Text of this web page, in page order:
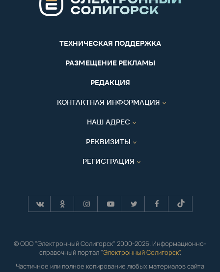
ТЕХНИЧЕСКАЯ ПОДДЕРЖКА
РАЗМЕЩЕНИЕ РЕКЛАМЫ
РЕДАКЦИЯ
КОНТАКТНАЯ ИНФОРМАЦИЯ
НАШ АДРЕС
РЕКВИЗИТЫ
РЕГИСТРАЦИЯ
© ООО "Электронный Солигорск" 2000-2026. Информационно-
справочный портал "Электронный Солигорск".
Частичное или полное копирование любых материалов сайта